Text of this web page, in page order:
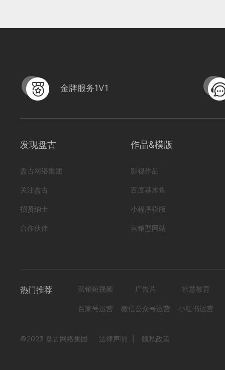
金牌服务1V1
发现盘古
盘古网络集团
关注盘古
招贤纳士
合作伙伴
作品&模版
影视作品
百度基木鱼
小程序模版
营销型网站
热门推荐 营销短视频 广告片 智慧教育
百家号运营 微信公众号运营 小红书运营
©2023 盘古网络集团 法律声明 隐私政策